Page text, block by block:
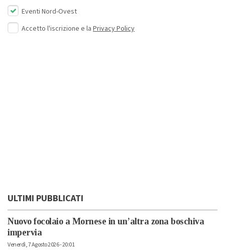
Eventi Nord-Ovest
Accetto l'iscrizione e la Privacy Policy
ULTIMI PUBBLICATI
Nuovo focolaio a Mornese in un’altra zona boschiva
impervia
Venerdì, 7 Agosto 2026 - 20:01